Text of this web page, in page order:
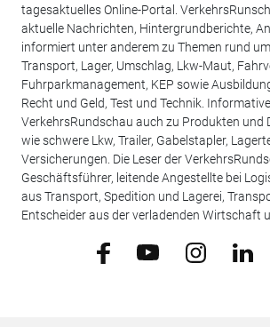
tagesaktuelles Online-Portal.
aktuelle Nachrichten, Hintergrundberichte,
informiert unter anderem zu Themen rund
Transport, Lager, Umschlag, Lkw-Maut,
Fuhrparkmanagement, KEP sowie
Recht und Geld, Test und Technik.
VerkehrsRundschau auch zu Produkten und
wie schwere Lkw, Trailer, Gabelstapler,
Versicherungen. Die Leser der
Geschäftsführer, leitende Angestellte bei
aus Transport, Spedition und Lagerei,
Entscheider aus der verladenden Wirtschaft